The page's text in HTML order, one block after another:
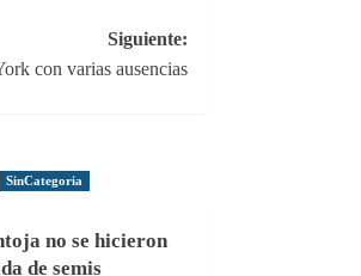
Siguiente:
con varias ausencias
SinCategoria
no se hicieron
de semis